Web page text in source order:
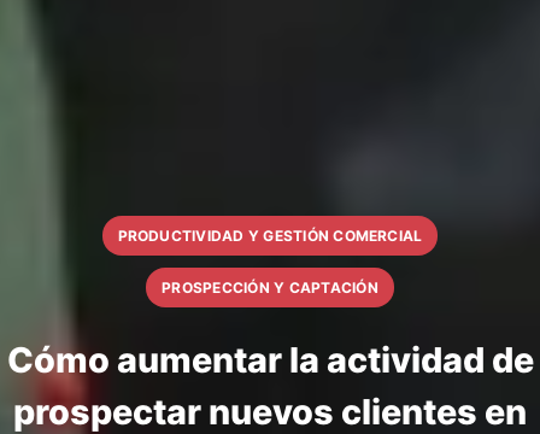
PRODUCTIVIDAD Y GESTIÓN COMERCIAL
PROSPECCIÓN Y CAPTACIÓN
Cómo aumentar la actividad de
prospectar nuevos clientes en